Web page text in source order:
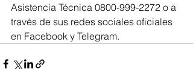
Asistencia Técnica 0800-999-2272 o a
través de sus redes sociales oficiales
en Facebook y Telegram.